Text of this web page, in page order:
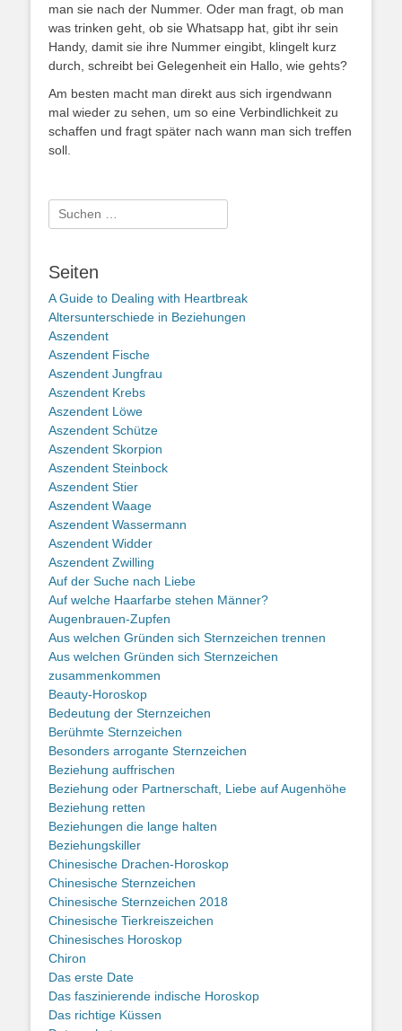
man sie nach der Nummer. Oder man fragt, ob man
was trinken geht, ob sie Whatsapp hat, gibt ihr sein
Handy, damit sie ihre Nummer eingibt, klingelt kurz
durch, schreibt bei Gelegenheit ein Hallo, wie gehts?
Am besten macht man direkt aus sich irgendwann
mal wieder zu sehen, um so eine Verbindlichkeit zu
schaffen und fragt später nach wann man sich treffen
soll.
Suche
nach:
Seiten
A Guide to Dealing with Heartbreak
Altersunterschiede in Beziehungen
Aszendent
Aszendent Fische
Aszendent Jungfrau
Aszendent Krebs
Aszendent Löwe
Aszendent Schütze
Aszendent Skorpion
Aszendent Steinbock
Aszendent Stier
Aszendent Waage
Aszendent Wassermann
Aszendent Widder
Aszendent Zwilling
Auf der Suche nach Liebe
Auf welche Haarfarbe stehen Männer?
Augenbrauen-Zupfen
Aus welchen Gründen sich Sternzeichen trennen
Aus welchen Gründen sich Sternzeichen
zusammenkommen
Beauty-Horoskop
Bedeutung der Sternzeichen
Berühmte Sternzeichen
Besonders arrogante Sternzeichen
Beziehung auffrischen
Beziehung oder Partnerschaft, Liebe auf Augenhöhe
Beziehung retten
Beziehungen die lange halten
Beziehungskiller
Chinesische Drachen-Horoskop
Chinesische Sternzeichen
Chinesische Sternzeichen 2018
Chinesische Tierkreiszeichen
Chinesisches Horoskop
Chiron
Das erste Date
Das faszinierende indische Horoskop
Das richtige Küssen